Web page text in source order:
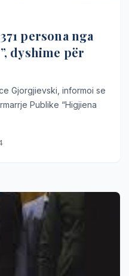
persona nga
dyshime për
Gjorgjievski, informoi se
Publike “Higjiena